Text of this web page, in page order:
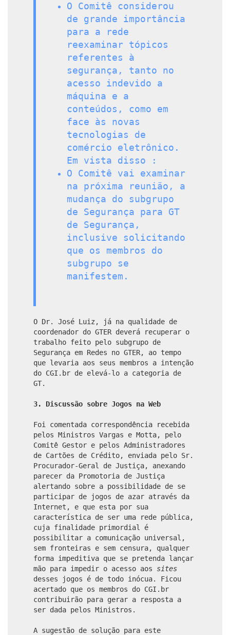
O Comitê considerou
de grande importância
para a rede
reexaminar tópicos
referentes à
segurança, tanto no
acesso indevido a
máquina e a
conteúdos, como em
face às novas
tecnologias de
comércio eletrônico.
Em vista disso :
O Comitê vai examinar
na próxima reunião, a
mudança do subgrupo
de Segurança para GT
de Segurança,
inclusive solicitando
que os membros do
subgrupo se
manifestem.
O Dr. José Luiz, já na qualidade de
coordenador do GTER deverá recuperar o
trabalho feito pelo subgrupo de
Segurança em Redes no GTER, ao tempo
que levaria aos seus membros a intenção
do CGI.br de elevá-lo a categoria de
GT.
3. Discussão sobre Jogos na Web
Foi comentada correspondência recebida
pelos Ministros Vargas e Motta, pelo
Comitê Gestor e pelos Administradores
de Cartões de Crédito, enviada pelo Sr.
Procurador-Geral de Justiça, anexando
parecer da Promotoria de Justiça
alertando sobre a possibilidade de se
participar de jogos de azar através da
Internet, e que esta por sua
característica de ser uma rede pública,
cuja finalidade primordial é
possibilitar a comunicação universal,
sem fronteiras e sem censura, qualquer
forma impeditiva que se pretenda lançar
mão para impedir o acesso aos sites
desses jogos é de todo inócua. Ficou
acertado que os membros do CGI.br
contribuirão para gerar a resposta a
ser dada pelos Ministros.
A sugestão de solução para este